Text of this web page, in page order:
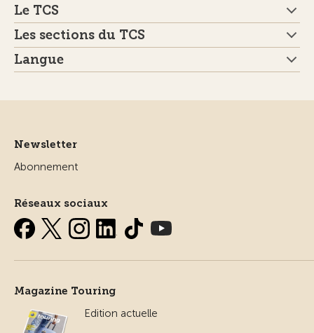
Le TCS
Les sections du TCS
Langue
Newsletter
Abonnement
Réseaux sociaux
Magazine Touring
Edition actuelle